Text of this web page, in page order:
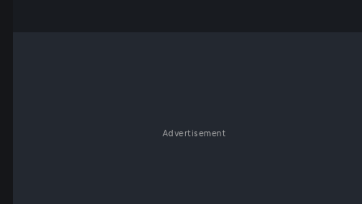
Advertisement